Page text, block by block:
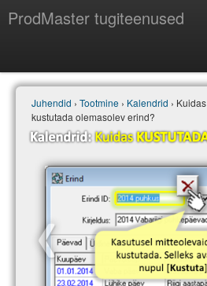
ProdMaster tugiteenused
Juhendid
Versiooniuuendused
Power BI & Merit Aktiva (EST)
Juhendid › Tootmine › Kalendrid › Kuidas
kustutada olemasolev erind?